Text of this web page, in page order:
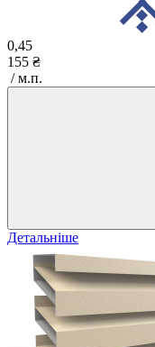
0,45
155 ₴
/ м.п.
Детальніше